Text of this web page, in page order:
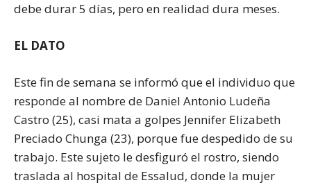
debe durar 5 días, pero en realidad dura meses.
EL DATO
Este fin de semana se informó que el individuo que
responde al nombre de Daniel Antonio Ludeña
Castro (25), casi mata a golpes Jennifer Elizabeth
Preciado Chunga (23), porque fue despedido de su
trabajo. Este sujeto le desfiguró el rostro, siendo
traslada al hospital de Essalud, donde la mujer